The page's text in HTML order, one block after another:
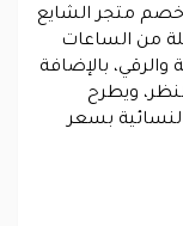
متجر الشايع
من الساعات
والرقي، بالإضافة
ويطرح
بسعر